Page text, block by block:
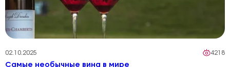
02.10.2025 4218
Самые необычные вина в мире